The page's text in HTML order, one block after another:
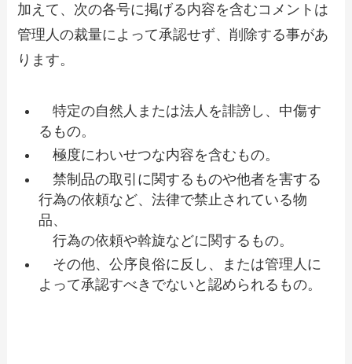
加えて、次の各号に掲げる内容を含むコメントは
管理人の裁量によって承認せず、削除する事があ
ります。
特定の自然人または法人を誹謗し、中傷す
るもの。
極度にわいせつな内容を含むもの。
禁制品の取引に関するものや他者を害する
行為の依頼など、法律で禁止されている物
品、
行為の依頼や斡旋などに関するもの。
その他、公序良俗に反し、または管理人に
よって承認すべきでないと認められるもの。